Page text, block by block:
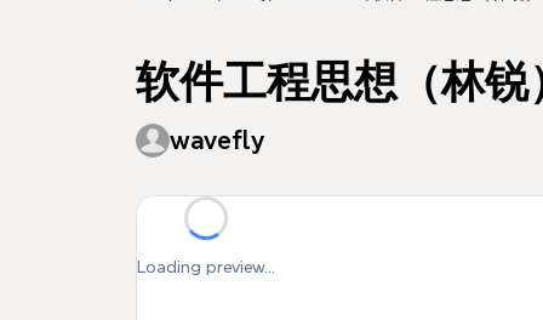
软件工程思想（林锐
wavefly
Loading preview...